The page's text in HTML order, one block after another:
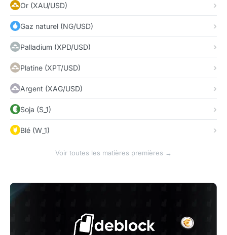
Or (XAU/USD)
Gaz naturel (NG/USD)
Palladium (XPD/USD)
Platine (XPT/USD)
Argent (XAG/USD)
Soja (S_1)
Blé (W_1)
Voir toutes les matières premières →